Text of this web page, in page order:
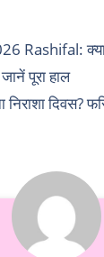
Rashifal: क्या
पूरा हाल
निराशा दिवस?